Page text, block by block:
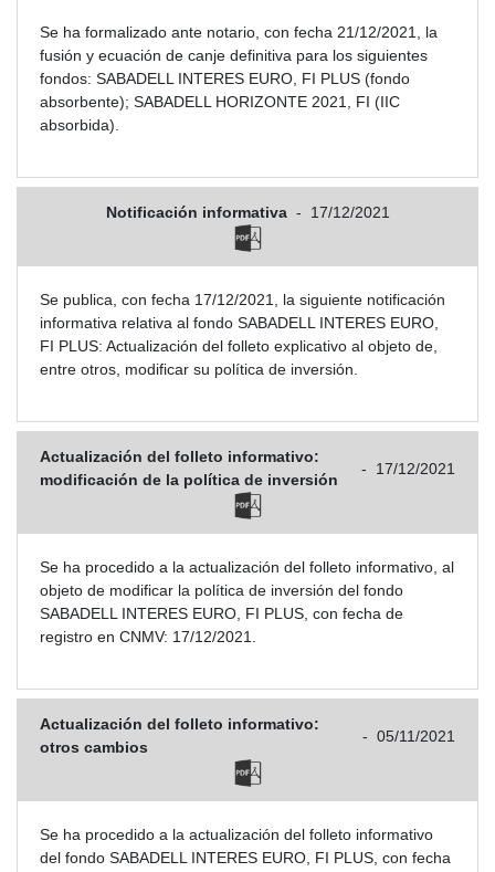
Se ha formalizado ante notario, con fecha 21/12/2021, la
fusión y ecuación de canje definitiva para los siguientes
fondos: SABADELL INTERES EURO, FI PLUS (fondo
absorbente); SABADELL HORIZONTE 2021, FI (IIC
absorbida).
Notificación informativa - 17/12/2021
Se publica, con fecha 17/12/2021, la siguiente notificación
informativa relativa al fondo SABADELL INTERES EURO,
FI PLUS: Actualización del folleto explicativo al objeto de,
entre otros, modificar su política de inversión.
Actualización del folleto informativo:
modificación de la política de inversión
- 17/12/2021
Se ha procedido a la actualización del folleto informativo, al
objeto de modificar la política de inversión del fondo
SABADELL INTERES EURO, FI PLUS, con fecha de
registro en CNMV: 17/12/2021.
Actualización del folleto informativo:
otros cambios
- 05/11/2021
Se ha procedido a la actualización del folleto informativo
del fondo SABADELL INTERES EURO, FI PLUS, con fecha